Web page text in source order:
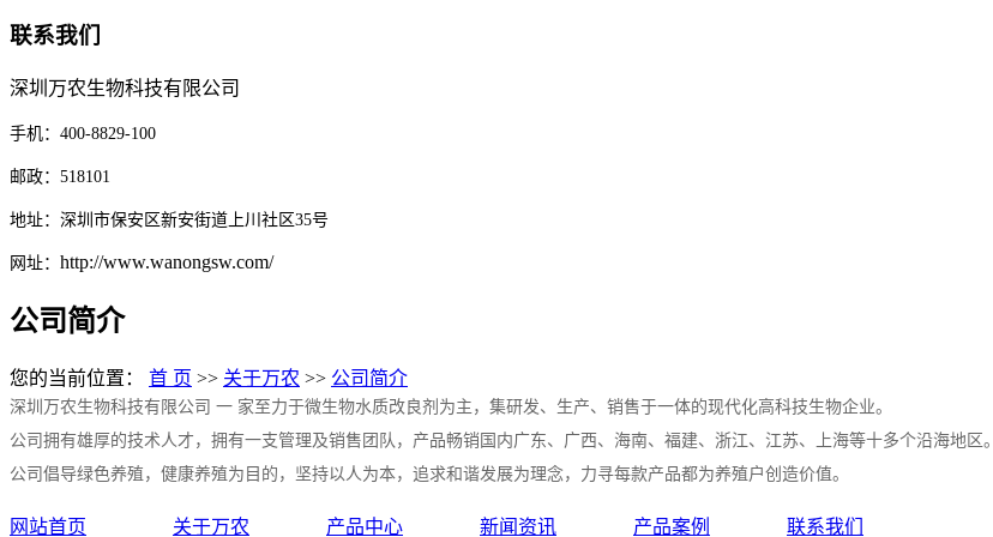
联系我们
深圳万农生物科技有限公司
手机：400-8829-100
邮政：518101
地址：深圳市保安区新安街道上川社区35号
网址： http://www.wanongsw.com/
公司简介
您的当前位置： 首 页 >> 关于万农 >> 公司简介
深圳万农生物科技有限公司 一 家至力于微生物水质改良剂为主，集研发、生产、销售于一体的现代化高科技生物企业。
公司拥有雄厚的技术人才，拥有一支管理及销售团队，产品畅销国内广东、广西、海南、福建、浙江、江苏、上海等十多个沿海地区。
公司倡导绿色养殖，健康养殖为目的，坚持以人为本，追求和谐发展为理念，力寻每款产品都为养殖户创造价值。
网站首页 关于万农 产品中心 新闻资讯 产品案例 联系我们